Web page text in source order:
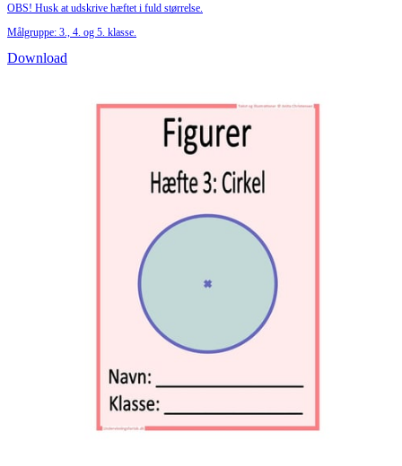
OBS! Husk at udskrive hæftet i fuld størrelse.
Målgruppe: 3., 4. og 5. klasse.
Download